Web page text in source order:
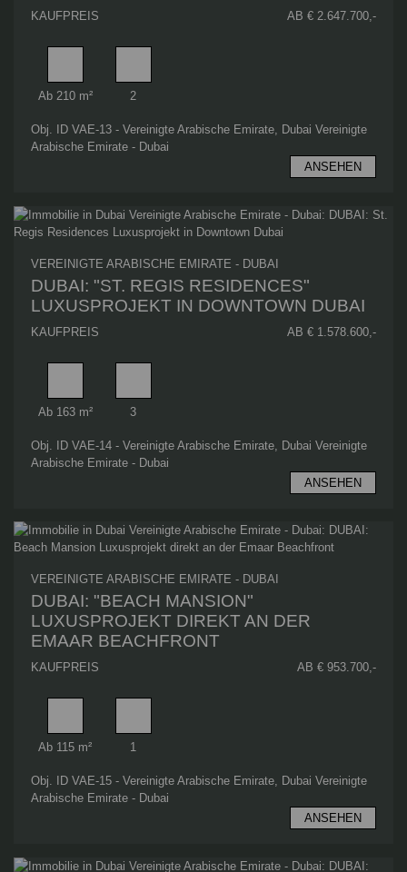
KAUFPREIS AB € 2.647.700,-
Wohnfläche
Ab 210 m²
Schlafzimmer
2
Obj. ID VAE-13 - Vereinigte Arabische Emirate, Dubai Vereinigte
Arabische Emirate - Dubai
ANSEHEN
VEREINIGTE ARABISCHE EMIRATE - DUBAI
DUBAI: "ST. REGIS RESIDENCES"
LUXUSPROJEKT IN DOWNTOWN DUBAI
KAUFPREIS AB € 1.578.600,-
Wohnfläche
Ab 163 m²
Schlafzimmer
3
Obj. ID VAE-14 - Vereinigte Arabische Emirate, Dubai Vereinigte
Arabische Emirate - Dubai
ANSEHEN
VEREINIGTE ARABISCHE EMIRATE - DUBAI
DUBAI: "BEACH MANSION"
LUXUSPROJEKT DIREKT AN DER
EMAAR BEACHFRONT
KAUFPREIS AB € 953.700,-
Wohnfläche
Ab 115 m²
Schlafzimmer
1
Obj. ID VAE-15 - Vereinigte Arabische Emirate, Dubai Vereinigte
Arabische Emirate - Dubai
ANSEHEN